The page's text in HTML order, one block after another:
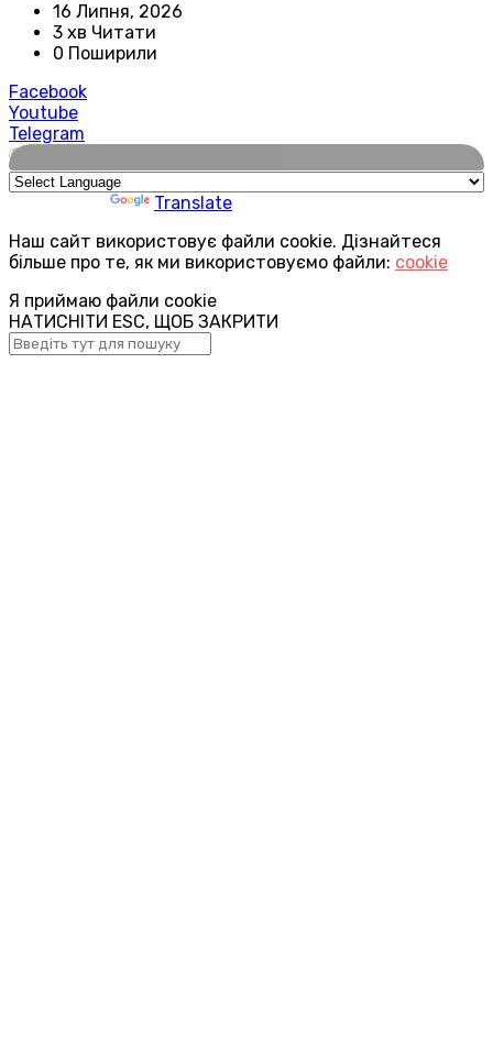
16 Липня, 2026
3 хв Читати
0 Поширили
Facebook
Youtube
Telegram
🌍
Translate
Наш сайт використовує файли cookie. Дізнайтеся
більше про те, як ми використовуємо файли: cookie
Я приймаю файли cookie
НАТИСНІТИ ESC, ЩОБ ЗАКРИТИ